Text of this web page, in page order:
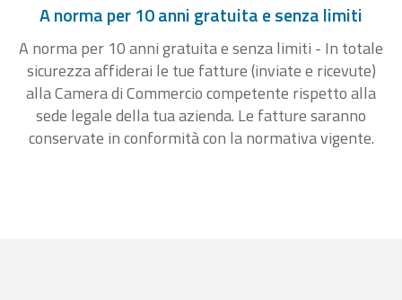
A norma per 10 anni gratuita e senza limiti
A norma per 10 anni gratuita e senza limiti - In totale
sicurezza affiderai le tue fatture (inviate e ricevute)
alla Camera di Commercio competente rispetto alla
sede legale della tua azienda. Le fatture saranno
conservate in conformità con la normativa vigente.